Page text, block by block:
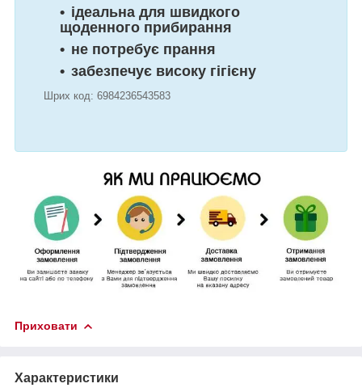
ідеальна для швидкого
щоденного прибирання
не потребує прання
забезпечує високу гігієну
Шрих код: 6984236543583
Приховати
Характеристики